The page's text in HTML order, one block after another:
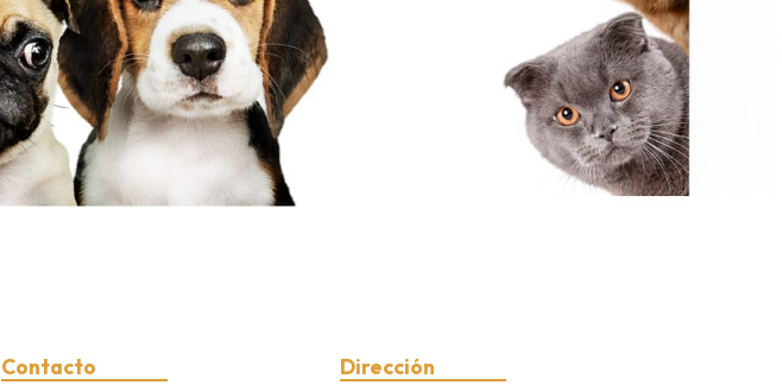
Contacto Dirección